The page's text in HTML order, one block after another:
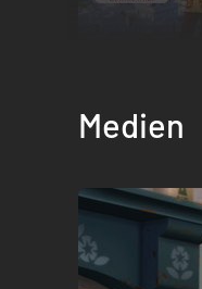
Medien